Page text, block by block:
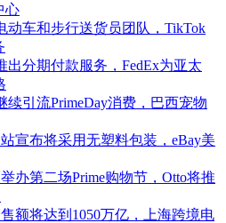
心
动车和步行送货员团队，TikTok
出分期付款服务，FedEx为亚太
续引流PrimeDay消费，巴西宠物
宣布将采用无塑料包装，eBay美
办第二场Prime购物节，Otto将推
额将达到1050万亿，上海跨境电